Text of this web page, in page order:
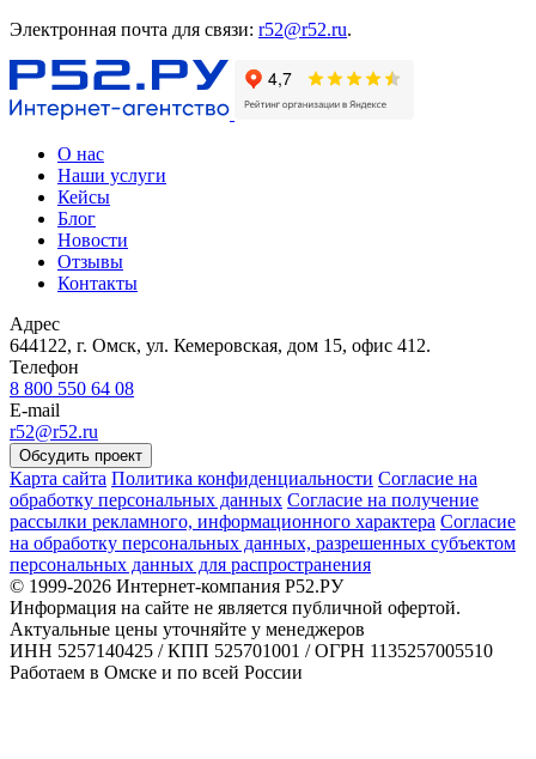
Электронная почта для связи: r52@r52.ru.
О нас
Наши услуги
Кейсы
Блог
Новости
Отзывы
Контакты
Адрес
644122, г. Омск, ул. Кемеровская, дом 15, офис 412.
Телефон
8 800 550 64 08
E-mail
r52@r52.ru
Обсудить проект
Карта сайта Политика конфиденциальности Согласие на
обработку персональных данных Согласие на получение
рассылки рекламного, информационного характера Согласие
на обработку персональных данных, разрешенных субъектом
персональных данных для распространения
© 1999-2026 Интернет-компания Р52.РУ
Информация на сайте не является публичной офертой.
Актуальные цены уточняйте у менеджеров
ИНН 5257140425 / КПП 525701001 / ОГРН 1135257005510
Работаем в Омске и по всей России